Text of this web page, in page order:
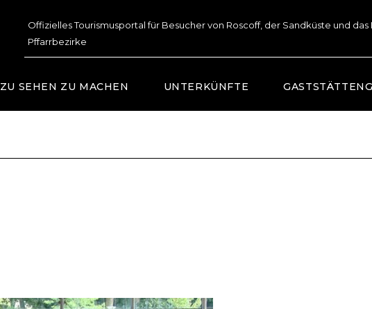
Offizielles Tourismusportal für Besucher von Roscoff, der Sandküste und das
Pffarrbezirke
ZU SEHEN ZU MACHEN UNTERKÜNFTE